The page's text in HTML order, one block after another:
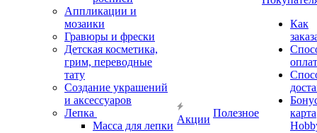
Аппликации и
мозаики
Гравюры и фрески
Детская косметика,
грим, переводные
тату
Создание украшений
и аксессуаров
Лепка
Масса для лепки
Акции
Полезное
Как
карта